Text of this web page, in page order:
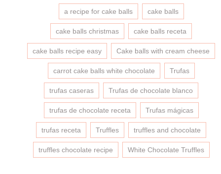
Facebook
(Se
abre
en
una
ventana
nueva)
Twitter
(Se
abre
en
una
ventana
nueva)
Pinterest
(Se
abre
en
una
ventana
nueva)
enlace
por
correo
electrónico
a
un
amigo
(Se
abre
en
una
ventana
nueva)
a recipe for cake balls cake balls
cake balls christmas cake balls receta
cake balls recipe easy Cake balls with cream cheese
carrot cake balls white chocolate Trufas
trufas caseras Trufas de chocolate blanco
trufas de chocolate receta Trufas mágicas
trufas receta Truffles truffles and chocolate
truffles chocolate recipe White Chocolate Truffles